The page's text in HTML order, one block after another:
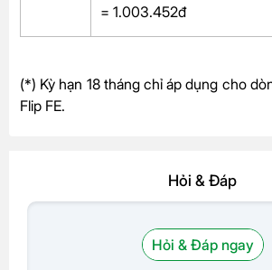
= 1.003.452đ
(*) Kỳ hạn 18 tháng chỉ áp dụng cho
Flip FE.
Hỏi & Đáp
Hỏi & Đáp ngay